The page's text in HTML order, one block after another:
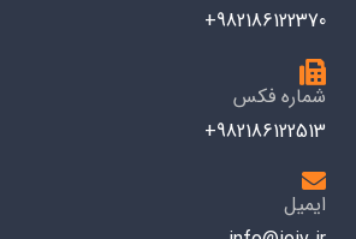
982186122370+
شماره فکس
982186122513+
ایمیل